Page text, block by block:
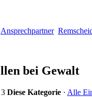
Ansprechpartner
bei Gewalt
Diese Kategorie · Alle